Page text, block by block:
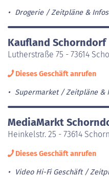
Drogerie Zeitpläne & Infos
Kaufland Schorndorf
Lutherstraße 75 - 73614
Dieses Geschäft anrufen
Supermarket Zeitpläne &
MediaMarkt
Heinkelstr. 25 - 73614
Dieses Geschäft anrufen
Video Hi-Fi Geschäft